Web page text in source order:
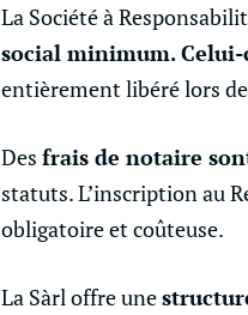
La Société à
social minimum. Celui-
entièrement libéré lors
Des frais de notaire
statuts. L’inscription au
obligatoire et coûteuse.
La Sàrl offre une